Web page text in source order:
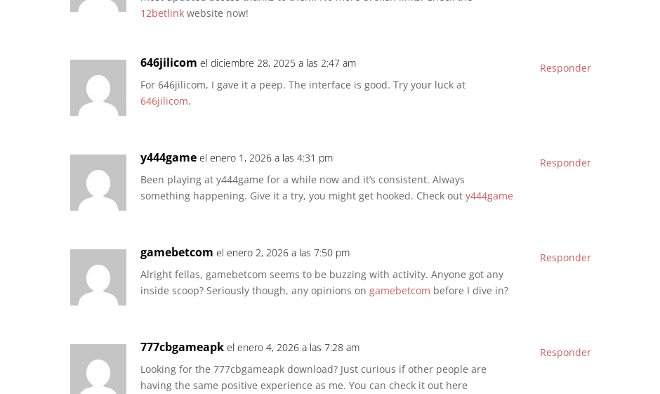
12betlink website now!
646jilicom el diciembre 28, 2025 a las 2:47 am
For 646jilicom, I gave it a peep. The interface is good. Try your luck at
646jilicom.
Responder
y444game el enero 1, 2026 a las 4:31 pm
Been playing at y444game for a while now and it’s consistent. Always
something happening. Give it a try, you might get hooked. Check out y444game
Responder
gamebetcom el enero 2, 2026 a las 7:50 pm
Alright fellas, gamebetcom seems to be buzzing with activity. Anyone got any
inside scoop? Seriously though, any opinions on gamebetcom before I dive in?
Responder
777cbgameapk el enero 4, 2026 a las 7:28 am
Looking for the 777cbgameapk download? Just curious if other people are
having the same positive experience as me. You can check it out here
Responder